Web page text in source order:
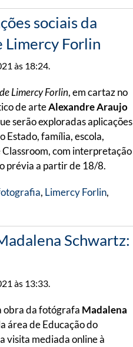
sociais da
Limercy Forlin
às 18:24.
Limercy Forlin, em cartaz no
de arteAlexandre Araujo
serão exploradas aplicações
Estado, família, escola,
Classroom, com interpretação
prévia a partir de 18/8.
, Limercy Forlin,
Schwartz:
às 13:33.
obra da fotógrafa Madalena
área de Educação do
visita mediada online à